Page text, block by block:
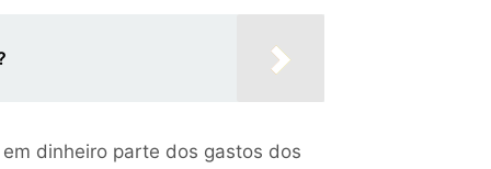
dinheiro parte dos gastos dos